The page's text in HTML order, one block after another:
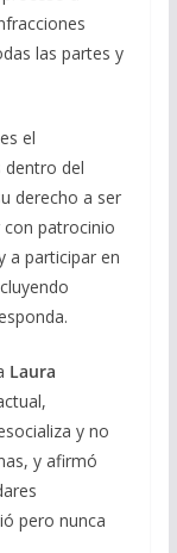
las partes y
el
dentro del
derecho a ser
patrocinio
a participar en
Laura
y no
y afirmó
pero nunca